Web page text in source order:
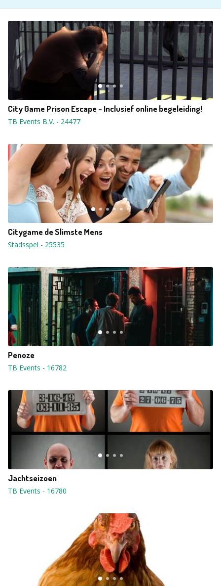
City Game Prison Escape - Inclusief online begeleiding!
TB Events B.V. - 24477
Citygame de Slimste Mens
Stadsspel - 25535
Penoze
TB Events - 16782
Jachtseizoen
TB Events - 16780